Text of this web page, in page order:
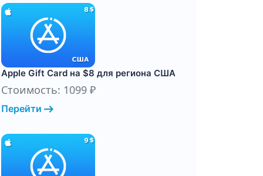
Apple Gift Card на $8 для региона США
Стоимость: 1099 ₽
Перейти arrow_right_alt